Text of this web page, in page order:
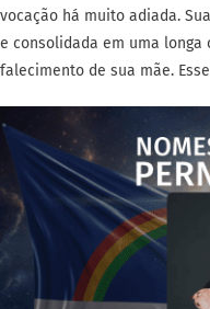
vocação há muito adiada.
e consolidada em uma
falecimento de sua mãe.